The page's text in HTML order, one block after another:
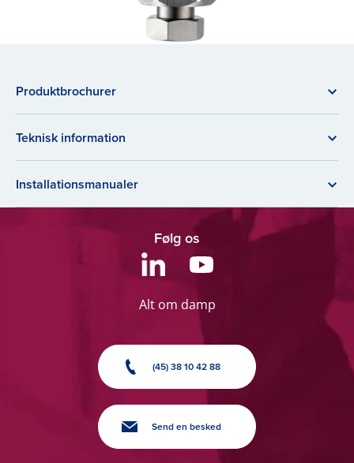
Produktbrochurer
Teknisk information
Installationsmanualer
Følg os
Alt om damp
(45) 38 10 42 88
Send en besked